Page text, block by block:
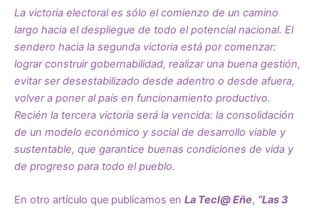
La victoria electoral es sólo el comienzo de un camino
largo hacia el despliegue de todo el potencial nacional. El
sendero hacia la segunda victoria está por comenzar:
lograr construir gobernabilidad, realizar una buena gestión,
evitar ser desestabilizado desde adentro o desde afuera,
volver a poner al país en funcionamiento productivo.
Recién la tercera victoria será la vencida: la consolidación
de un modelo económico y social de desarrollo viable y
sustentable, que garantice buenas condiciones de vida y
de progreso para todo el pueblo.
En otro artículo que publicamos en La Tecl@ Eñe, “Las 3